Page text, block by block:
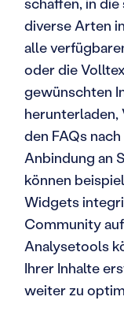
diverse Arten
alle
oder die
gewünschten
herunterladen,
den FAQs
Anbindung an
können
Widgets
Community
Analysetools
Ihrer Inhalte
weiter zu